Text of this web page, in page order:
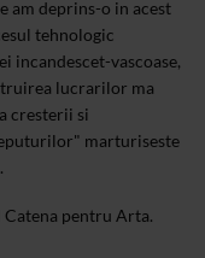
am deprins-o in acest
tehnologic
incandescet-vascoase,
lucrarilor ma
cresterii si
marturiseste
pentru Arta.